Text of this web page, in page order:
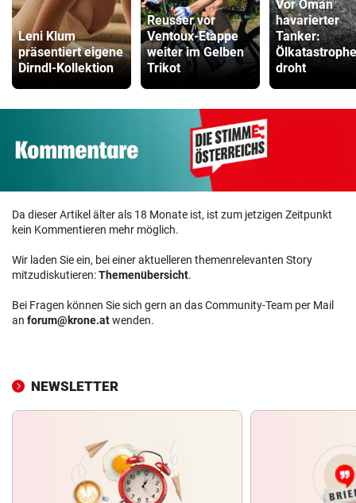
Leni Klum
präsentiert eigene
Dirndl-Kollektion
Reusser vor
Ventoux-Etappe
weiter im Gelben
Trikot
Vor Oman
havarierter
Tanker:
Ölkatastrophe
droht
Da dieser Artikel älter als 18 Monate ist, ist zum jetzigen Zeitpunkt
kein Kommentieren mehr möglich.
Wir laden Sie ein, bei einer aktuelleren themenrelevanten Story
mitzudiskutieren:Themenübersicht.
Bei Fragen können Sie sich gern an das Community-Team per Mail
an forum@krone.atwenden.
NEWSLETTER